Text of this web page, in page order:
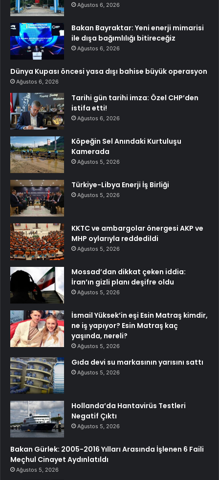
Ağustos 6, 2026
Bakan Bayraktar: Yeni enerji mimarisi
ile dışa bağımlılığı bitireceğiz
Ağustos 6, 2026
Dünya Kupası öncesi yasa dışı bahise büyük operasyon
Ağustos 6, 2026
Tarihi gün tarihi imza: Özel CHP’den
istifa etti!
Ağustos 6, 2026
Köpeğin Sel Anındaki Kurtuluşu
Kamerada
Ağustos 5, 2026
Türkiye-Libya Enerji İş Birliği
Ağustos 5, 2026
KKTC ve ambargolar önergesi AKP ve
MHP oylarıyla reddedildi
Ağustos 5, 2026
Mossad’dan dikkat çeken iddia:
İran’ın gizli planı deşifre oldu
Ağustos 5, 2026
İsmail Yüksek’in eşi Esin Matraş kimdir,
ne iş yapıyor? Esin Matraş kaç
yaşında, nereli?
Ağustos 5, 2026
Gıda devi su markasının yarısını sattı
Ağustos 5, 2026
Hollanda’da Hantavirüs Testleri
Negatif Çıktı
Ağustos 5, 2026
Bakan Gürlek: 2005-2016 Yılları Arasında İşlenen 6 Faili
Meçhul Cinayet Aydınlatıldı
Ağustos 5, 2026